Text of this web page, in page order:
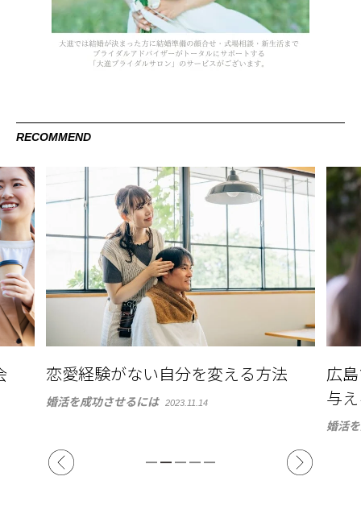
RECOMMEND
恋愛経験がない自分を変える方法
婚活を成功させるには 2023.11.14
広
与
婚活